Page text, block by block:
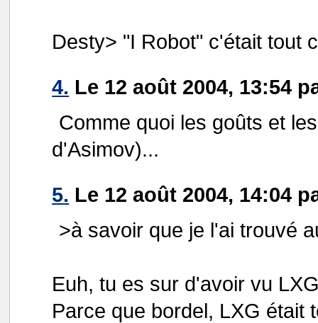
Desty> "I Robot" c'était tout
4. Le 12 août 2004, 13:54
Comme quoi les goûts et
d'Asimov)...
5. Le 12 août 2004, 14:04
>à savoir que je l'ai trouvé
Euh, tu es sur d'avoir vu
Parce que bordel, LXG était